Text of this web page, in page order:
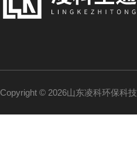
Copyright © 2026山东凌科环保科